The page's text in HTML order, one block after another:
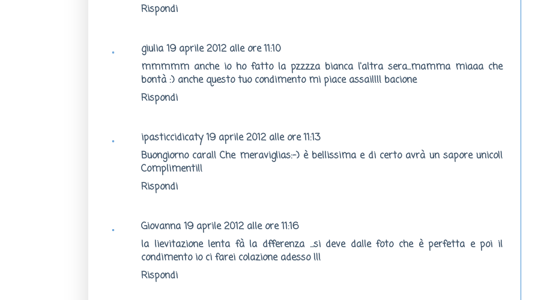
Rispondi
giulia 19 aprile 2012 alle ore 11:10
mmmmm anche io ho fatto la pzzzza bianca l'altra sera...mamma miaaa che
bontà :) anche questo tuo condimento mi piace assai!!!! bacione
Rispondi
ipasticcidicaty 19 aprile 2012 alle ore 11:13
Buongiorno cara!! Che meraviglias:-) è bellissima e di certo avrà un sapore unico!!
Complimenti!!
Rispondi
Giovanna 19 aprile 2012 alle ore 11:16
la lievitazione lenta fà la dfferenza ...si deve dalle foto che è perfetta e poi il
condimento io ci farei colazione adesso !!!
Rispondi